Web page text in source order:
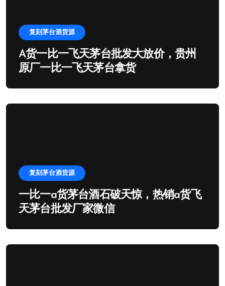
复刻茅台酒货源
A货一比一飞天茅台批发大放价，贵州
原厂一比一飞天茅台拿货
复刻茅台酒货源
一比一a货茅台酒石破天惊，热销a货飞
天茅台批发厂家微信